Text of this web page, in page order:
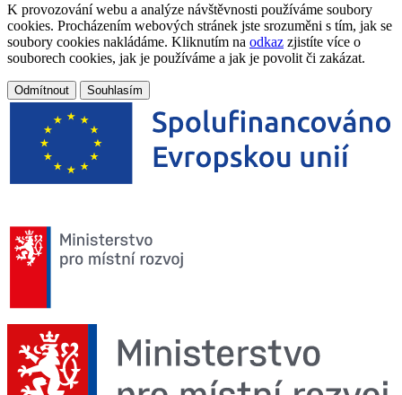
K provozování webu a analýze návštěvnosti používáme soubory
cookies. Procházením webových stránek jste srozuměni s tím, jak se
soubory cookies nakládáme. Kliknutím na odkaz zjistíte více o
souborech cookies, jak je používáme a jak je povolit či zakázat.
Odmítnout Souhlasím